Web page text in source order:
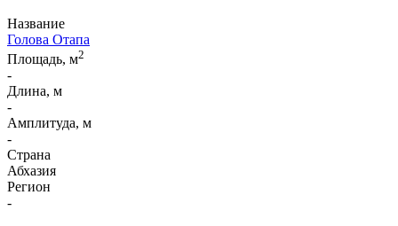
Название
Голова Отапа
Площадь, м2
-
Длина, м
-
Амплитуда, м
-
Страна
Абхазия
Регион
-